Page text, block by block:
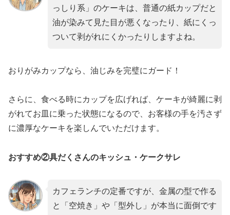
っしり系」のケーキは、普通の紙カップだと
油が染みて見た目が悪くなったり、紙にくっ
ついて剥がれにくかったりしますよね。
おりがみカップなら、油じみを完璧にガード！
さらに、食べる時にカップを広げれば、ケーキが綺麗に剥
がれてお皿に乗った状態になるので、お客様の手を汚さず
に濃厚なケーキを楽しんでいただけます。
おすすめ②具だくさんのキッシュ・ケークサレ
カフェランチの定番ですが、金属の型で作る
と「空焼き」や「型外し」が本当に面倒です